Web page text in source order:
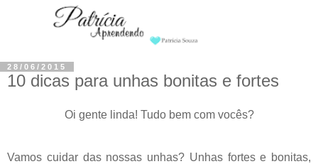
28/06/2015
10 dicas para unhas bonitas e fortes
Oi gente linda! Tudo bem com vocês?
Vamos cuidar das nossas unhas? Unhas fortes e bonitas,